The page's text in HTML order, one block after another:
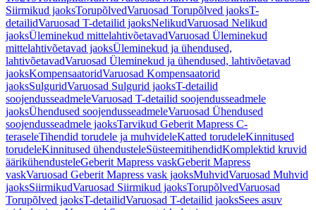
Siirmikud jaoksTorupõlvedVaruosad Torupõlved jaoksT-
detailidVaruosad T-detailid jaoksNelikudVaruosad Nelikud
jaoksÜleminekud mittelahtivõetavadVaruosad Üleminekud
mittelahtivõetavad jaoksÜleminekud ja ühendused,
lahtivõetavadVaruosad Üleminekud ja ühendused, lahtivõetavad
jaoksKompensaatoridVaruosad Kompensaatorid
jaoksSulguridVaruosad Sulgurid jaoksT-detailid
soojendusseadmeleVaruosad T-detailid soojendusseadmele
jaoksÜhendused soojendusseadmeleVaruosad Ühendused
soojendusseadmele jaoksTarvikud Geberit Mapress C-
teraseleTihendid torudele ja muhvideleKatted torudeleKinnitused
torudeleKinnitused ühendusteleSüsteemitihendidKomplektid kruvid
äärikühendusteleGeberit Mapress vaskGeberit Mapress
vaskVaruosad Geberit Mapress vask jaoksMuhvidVaruosad Muhvid
jaoksSiirmikudVaruosad Siirmikud jaoksTorupõlvedVaruosad
Torupõlved jaoksT-detailidVaruosad T-detailid jaoksSees asuv